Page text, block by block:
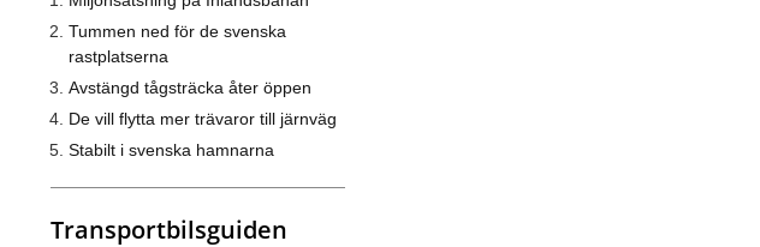
Tummen ned för de svenska
rastplatserna
Avstängd tågsträcka åter öppen
De vill flytta mer trävaror till järnväg
Stabilt i svenska hamnarna
Transportbilsguiden